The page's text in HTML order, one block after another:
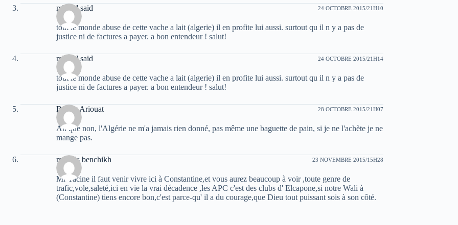
mhand said 24 OCTOBRE 2015/21H10
tout le monde abuse de cette vache a lait (algerie) il en profite lui aussi. surtout qu il n y a pas de
justice ni de factures a payer. a bon entendeur ! salut!
mhand said 24 OCTOBRE 2015/21H14
tout le monde abuse de cette vache a lait (algerie) il en profite lui aussi. surtout qu il n y a pas de
justice ni de factures a payer. a bon entendeur ! salut!
Bachir Ariouat 28 OCTOBRE 2015/21H07
Ah que non, l'Algérie ne m'a jamais rien donné, pas même une baguette de pain, si je ne l'achète je ne
mange pas.
mounis benchikh 23 NOVEMBRE 2015/15H28
Mr Yacine il faut venir vivre ici à Constantine,et vous aurez beaucoup à voir ,toute genre de
trafic,vole,saleté,ici en vie la vrai décadence ,les APC c'est des clubs d' Elcapone,si notre Wali à
(Constantine) tiens encore bon,c'est parce-qu' il a du courage,que Dieu tout puissant sois à son côté.